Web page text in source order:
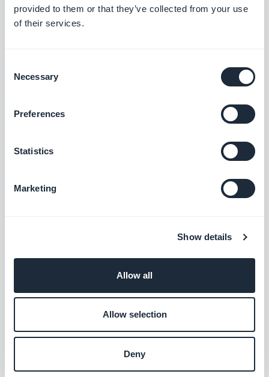
provided to them or that they’ve collected from your use
of their services.
Selection
Necessary
Preferences
Statistics
Marketing
Show details
Allow all
Allow selection
Deny
Zugehörige
Erweiterungen
Treueprogramm für Ihre Kunden
$8pro Monat